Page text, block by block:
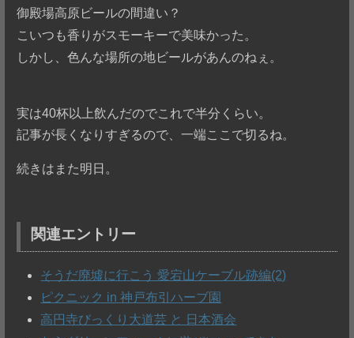
御殿場高原ビールの間違い？
こいつも香りがスモーキーで美味かった。
しかし、色んな場所の地ビールがあんのねぇ。
実は40杯以上飲んだのでこれで半分くらい。
記事が長くなりすぎるので、一端ここで切るね。
続きはまた明日。
関連エントリー
そうだ廃墟に行こう 愛宕山ケーブル跡編(2)
ピクニック in 神戸布引ハーブ園
高円寺びっくり大道芸 と 日本酒会